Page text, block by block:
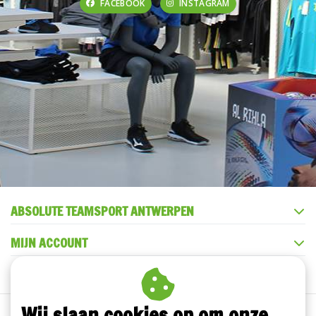
FACEBOOK INSTAGRAM
ABSOLUTE TEAMSPORT ANTWERPEN
MIJN ACCOUNT